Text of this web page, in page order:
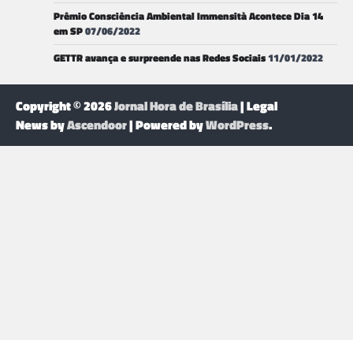
Prêmio Consciência Ambiental Immensità Acontece Dia 14
em SP07/06/2022
GETTR avança e surpreende nas Redes Sociais11/01/2022
Copyright © 2026Jornal Hora de Brasília| Legal
News byAscendoor| Powered byWordPress.